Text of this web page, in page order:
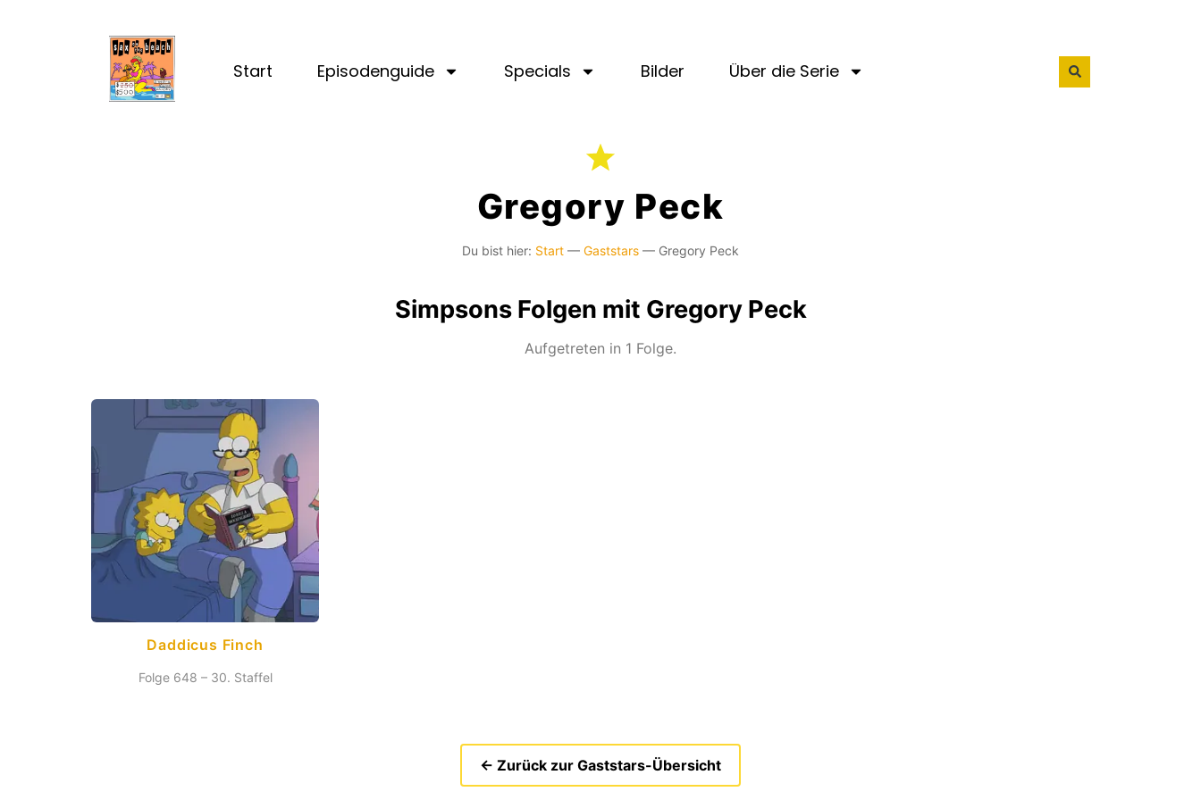
Start Episodenguide Specials Bilder Über die Serie
Gregory Peck
Du bist hier: Start — Gaststars — Gregory Peck
Simpsons Folgen mit Gregory Peck
Aufgetreten in 1 Folge.
Daddicus Finch
Folge 648 – 30. Staffel
← Zurück zur Gaststars-Übersicht